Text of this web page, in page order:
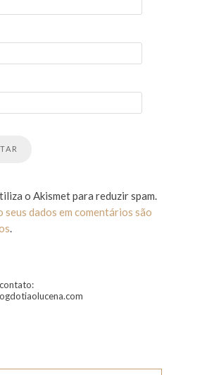
o Akismet para reduzir spam.
seus dados em comentários são
.